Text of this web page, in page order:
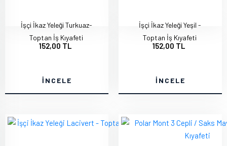
İşçi İkaz Yeleği Turkuaz-
Toptan İş Kıyafeti
152,00 TL
İNCELE
İşçi İkaz Yeleği Yeşil -
Toptan İş Kıyafeti
152,00 TL
İNCELE